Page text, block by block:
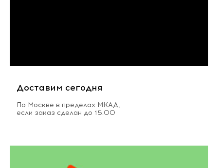
Доставим сегодня
По Москве в пределах МКАД,
если заказ сделан до 15.00